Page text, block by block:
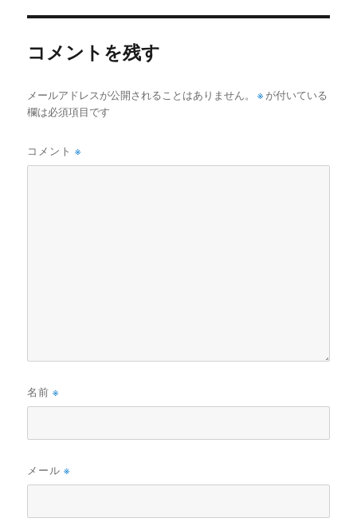
コメントを残す
メールアドレスが公開されることはありません。 ※ が付いている
欄は必須項目です
コメント※
名前※
メール※